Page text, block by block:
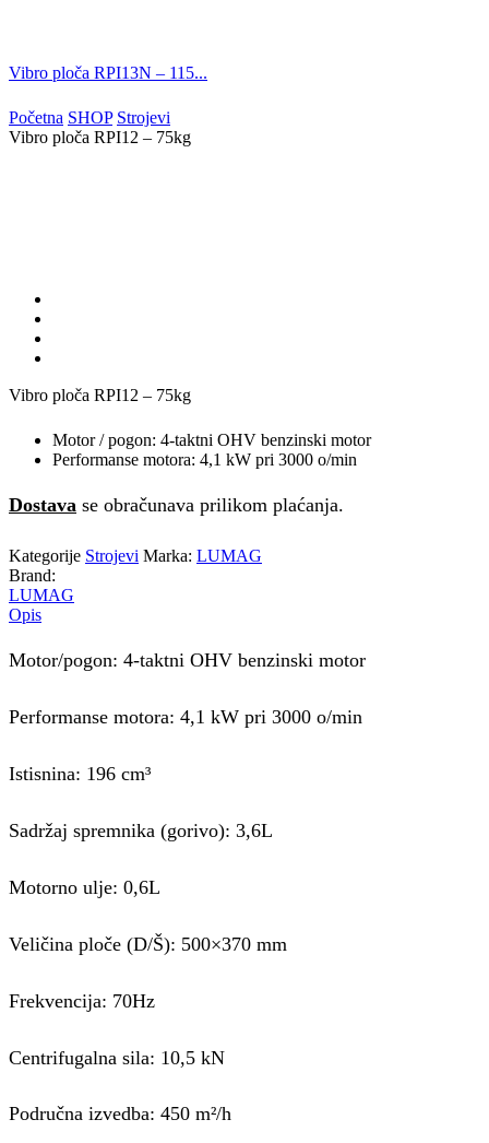
Vibro ploča RPI13N – 115...
Početna SHOP Strojevi
Vibro ploča RPI12 – 75kg
Vibro ploča RPI12 – 75kg
Motor / pogon: 4-taktni OHV benzinski motor
Performanse motora: 4,1 kW pri 3000 o/min
Dostava se obračunava prilikom plaćanja.
Kategorije Strojevi Marka: LUMAG
Brand:
LUMAG
Opis
Motor/pogon: 4-taktni OHV benzinski motor
Performanse motora: 4,1 kW pri 3000 o/min
Istisnina: 196 cm³
Sadržaj spremnika (gorivo): 3,6L
Motorno ulje: 0,6L
Veličina ploče (D/Š): 500×370 mm
Frekvencija: 70Hz
Centrifugalna sila: 10,5 kN
Područna izvedba: 450 m²/h